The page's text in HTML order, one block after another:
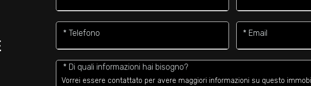
* Telefono * Email
* Di quali informazioni hai bisogno?